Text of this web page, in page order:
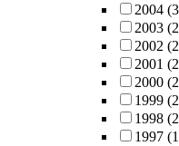
2004
2003
2002
2001
2000
1999
1998
1997